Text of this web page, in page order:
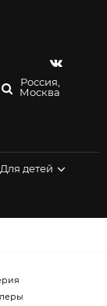
Россия,
Москва
Для детей